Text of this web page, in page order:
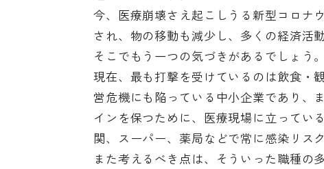
今、医療崩壊さえ起こしうる新型コロナ
され、物の移動も減少し、多くの経済活
そこでもう一つの気づきがあるでしょう
現在、最も打撃を受けているのは飲食・
営危機にも陥っている中小企業であり、
インを保つために、医療現場に立ってい
関、スーパー、薬局などで常に感染リス
また考えるべき点は、そういった職種の